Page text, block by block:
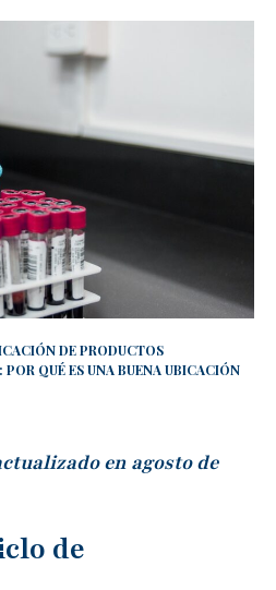
DE PRODUCTOS
QUÉ ES UNA BUENA UBICACIÓN
en agosto de
de